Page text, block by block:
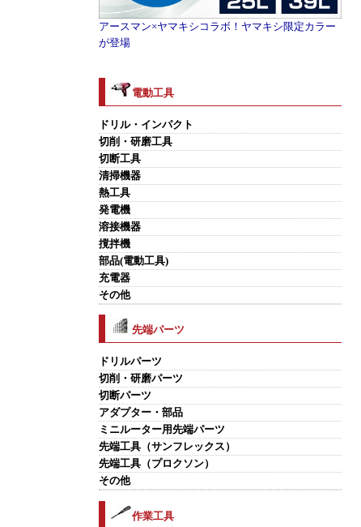
アースマン×ヤマキシコラボ！ヤマキシ限定カラー
が登場
電動工具
ドリル・インパクト
切削・研磨工具
切断工具
清掃機器
熱工具
発電機
溶接機器
撹拌機
部品(電動工具)
充電器
その他
先端パーツ
ドリルパーツ
切削・研磨パーツ
切断パーツ
アダプター・部品
ミニルーター用先端パーツ
先端工具（サンフレックス）
先端工具（プロクソン）
その他
作業工具